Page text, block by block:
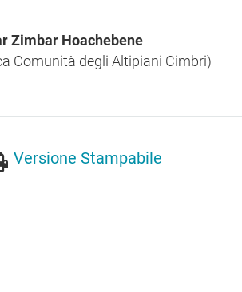
Zimbar Hoachebene
Comunità degli Altipiani Cimbri)
Versione Stampabile